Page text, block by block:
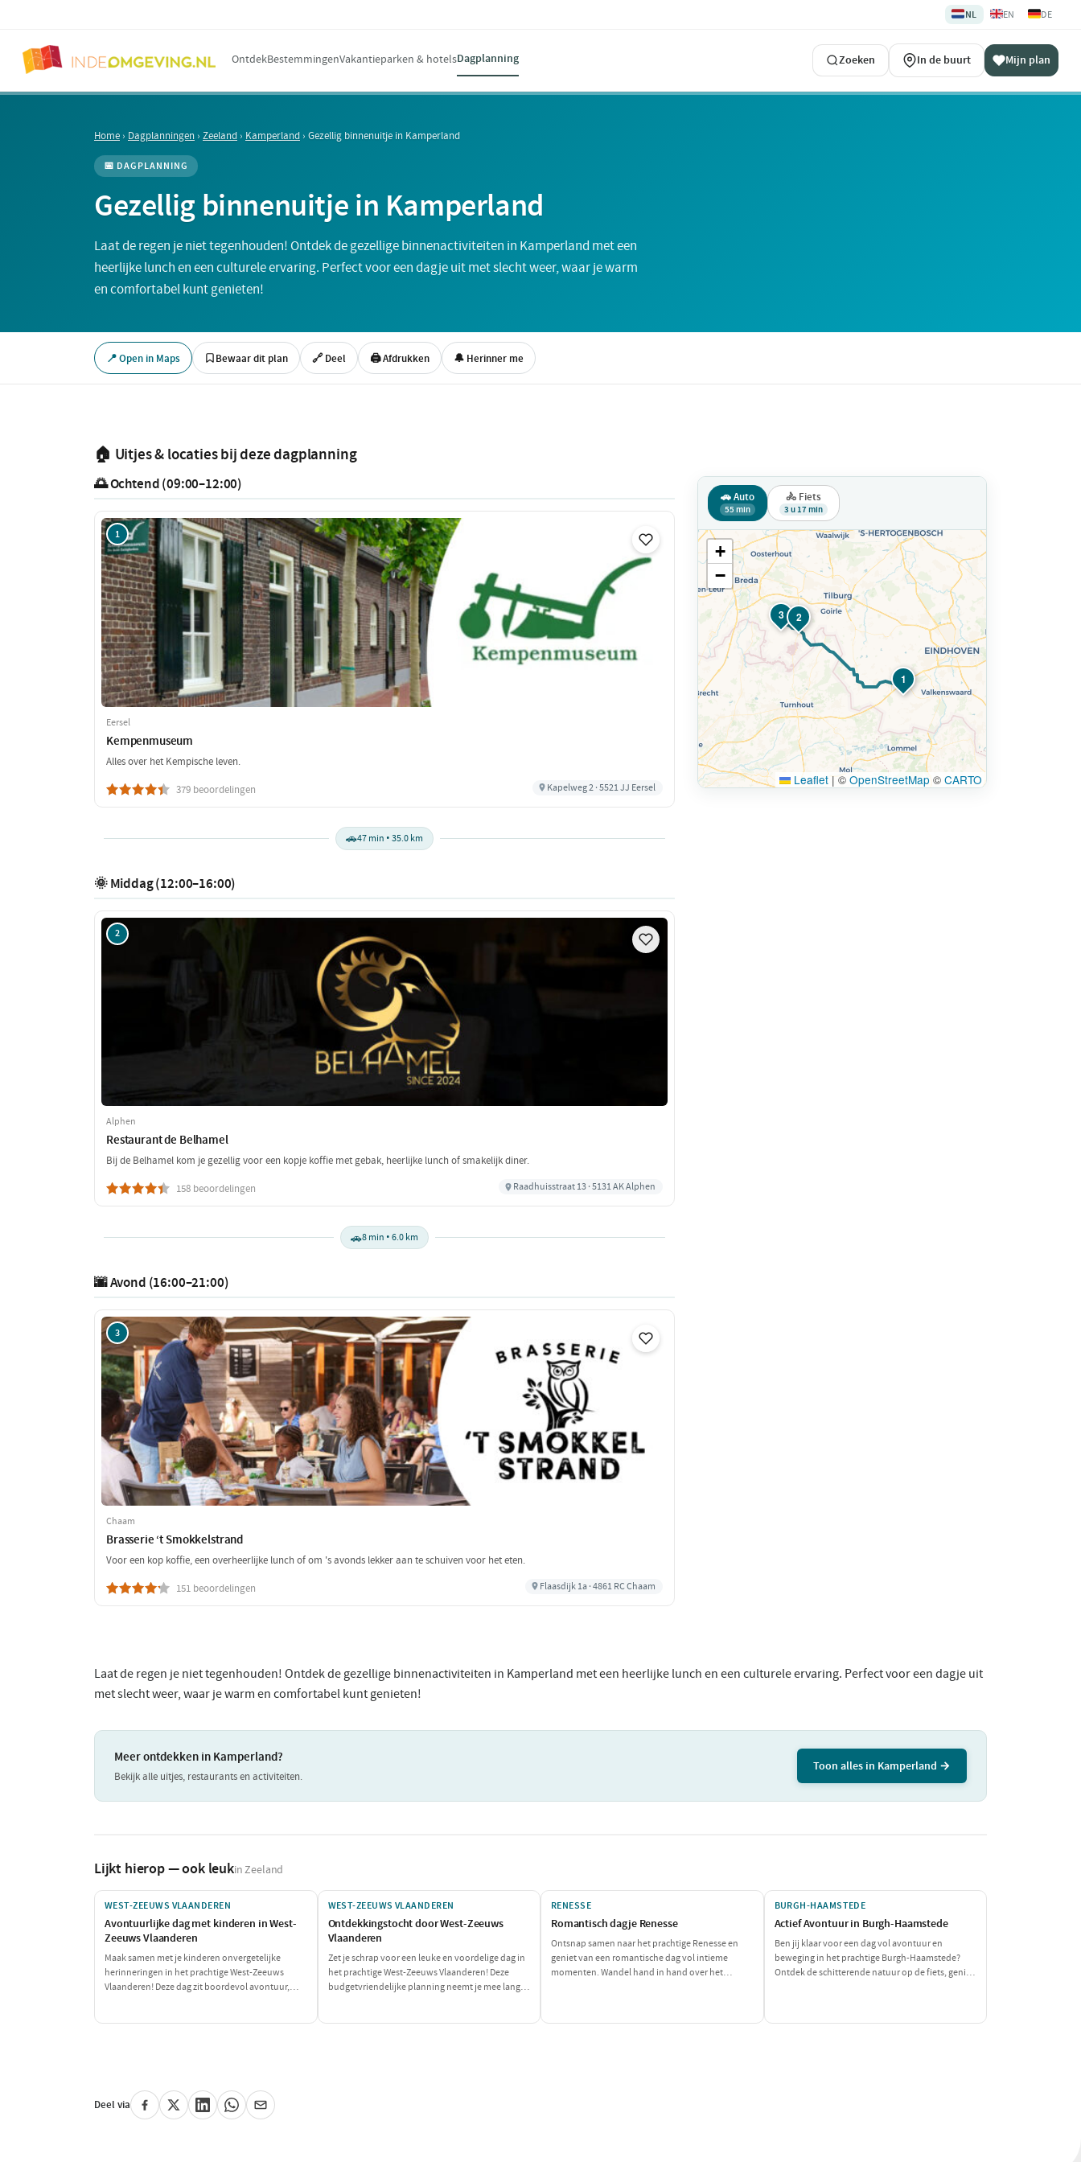
🇳🇱NL 🇬🇧EN 🇩🇪DE
OntdekBestemmingenVakantieparken & hotelsDagplanning Zoeken In de buurt Mijn plan
Home › Dagplanningen › Zeeland › Kamperland › Gezellig binnenuitje in Kamperland
📅 DAGPLANNING
Gezellig binnenuitje in Kamperland
Laat de regen je niet tegenhouden! Ontdek de gezellige binnenactiviteiten in Kamperland met een
heerlijke lunch en een culturele ervaring. Perfect voor een dagje uit met slecht weer, waar je warm
en comfortabel kunt genieten!
📍 Open in Maps Bewaar dit plan 🔗 Deel 🖨 Afdrukken 🔔 Herinner me
🏠 Uitjes & locaties bij deze dagplanning
🌅 Ochtend (09:00–12:00)
1
Eersel
Kempenmuseum
Alles over het Kempische leven.
379 beoordelingen Kapelweg 2 · 5521 JJ Eersel
🚗47 min • 35.0 km
🌞 Middag (12:00–16:00)
2
Alphen
Restaurant de Belhamel
Bij de Belhamel kom je gezellig voor een kopje koffie met gebak, heerlijke lunch of smakelijk diner.
158 beoordelingen Raadhuisstraat 13 · 5131 AK Alphen
🚗8 min • 6.0 km
🌆 Avond (16:00–21:00)
3
Chaam
Brasserie ‘t Smokkelstrand
Voor een kop koffie, een overheerlijke lunch of om 's avonds lekker aan te schuiven voor het eten.
151 beoordelingen Flaasdijk 1a · 4861 RC Chaam
🚗 Auto
55 min
🚴 Fiets
3 u 17 min
1
2
3
+
−
Leaflet | © OpenStreetMap © CARTO
Laat de regen je niet tegenhouden! Ontdek de gezellige binnenactiviteiten in Kamperland met een heerlijke lunch en een culturele ervaring. Perfect voor een dagje uit
met slecht weer, waar je warm en comfortabel kunt genieten!
Meer ontdekken in Kamperland?
Bekijk alle uitjes, restaurants en activiteiten.
Toon alles in Kamperland →
Lijkt hierop — ook leukin Zeeland
WEST-ZEEUWS VLAANDEREN
Avontuurlijke dag met kinderen in West-
Zeeuws Vlaanderen
Maak samen met je kinderen onvergetelijke
herinneringen in het prachtige West-Zeeuws
Vlaanderen! Deze dag zit boordevol avontuur,
WEST-ZEEUWS VLAANDEREN
Ontdekkingstocht door West-Zeeuws
Vlaanderen
Zet je schrap voor een leuke en voordelige dag in
het prachtige West-Zeeuws Vlaanderen! Deze
budgetvriendelijke planning neemt je mee langs
RENESSE
Romantisch dagje Renesse
Ontsnap samen naar het prachtige Renesse en
geniet van een romantische dag vol intieme
momenten. Wandel hand in hand over het
BURGH-HAAMSTEDE
Actief Avontuur in Burgh-Haamstede
Ben jij klaar voor een dag vol avontuur en
beweging in het prachtige Burgh-Haamstede?
Ontdek de schitterende natuur op de fiets, geniet
Deel via